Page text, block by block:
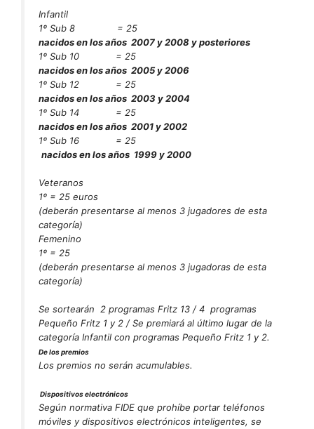
Infantil
1º Sub 8 = 25
nacidos en los años 2007 y 2008 y posteriores
1º Sub 10 = 25
nacidos en los años 2005 y 2006
1º Sub 12 = 25
nacidos en los años 2003 y 2004
1º Sub 14 = 25
nacidos en los años 2001 y 2002
1º Sub 16 = 25
nacidos en los años 1999 y 2000
Veteranos
1º = 25 euros
(deberán presentarse al menos 3 jugadores de esta
categoría)
Femenino
1º = 25
(deberán presentarse al menos 3 jugadoras de esta
categoría)
Se sortearán 2 programas Fritz 13 / 4 programas
Pequeño Fritz 1 y 2 / Se premiará al último lugar de la
categoría Infantil con programas Pequeño Fritz 1 y 2.
De los premios
Los premios no serán acumulables.
Dispositivos electrónicos
Según normativa FIDE que prohíbe portar teléfonos
móviles y dispositivos electrónicos inteligentes, se